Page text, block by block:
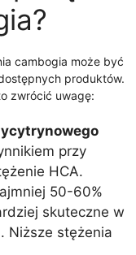
cambogia może być
produktów.
zwrócić uwagę:
przy
HCA.
50-60%
skuteczne w
Niższe stężenia